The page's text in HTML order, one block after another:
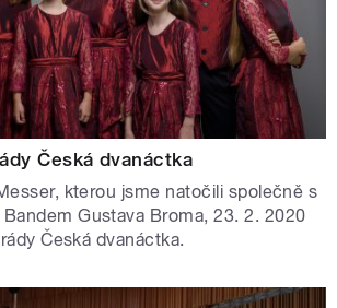
Česká dvanáctka
kterou jsme natočili společně s
Gustava Broma, 23. 2. 2020
Česká dvanáctka.